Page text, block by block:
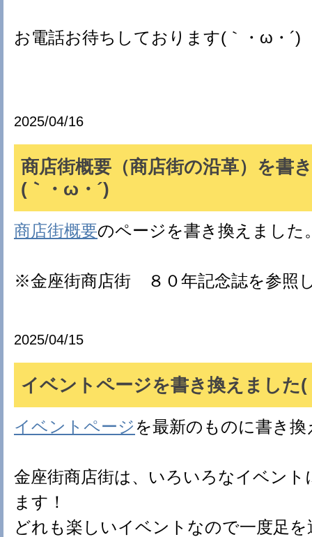
お電話お待ちしております(｀・ω・´)
2025/04/16
商店街概要（商店街の沿革）を書
(｀・ω・´)ゞ
商店街概要のページを書き換えました
※金座街商店街 ８０年記念誌を参照
2025/04/15
イベントページを書き換えました
イベントページを最新のものに書き
金座街商店街は、いろいろなイベン
ます！
どれも楽しいイベントなので一度足